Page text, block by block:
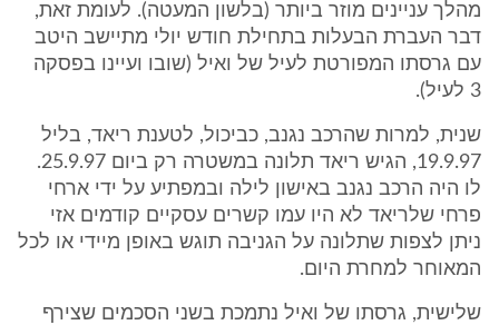
מהלך עניינים מוזר ביותר (בלשון המעטה). לעומת זאת,
דבר העברת הבעלות בתחילת חודש יולי מתיישב היטב
עם גרסתו המפורטת לעיל של ואיל (שובו ועיינו בפסקה
3 לעיל).
שנית, למרות שהרכב נגנב, כביכול, לטענת ריאד, בליל
19.9.97, הגיש ריאד תלונה במשטרה רק ביום 25.9.97.
לו היה הרכב נגנב באישון לילה ובמפתיע על ידי ארחי
פרחי שלריאד לא היו עמו קשרים עסקיים קודמים אזי
ניתן לצפות שתלונה על הגניבה תוגש באופן מיידי או לכל
המאוחר למחרת היום.
שלישית, גרסתו של ואיל נתמכת בשני הסכמים שצירף